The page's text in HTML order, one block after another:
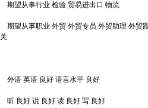
期望从事行业 检验 贸易进出口 物流
期望从事职业 外贸 外贸专员 外贸助理 外贸
关
外语 英语 良好 语言水平 良好
听 良好 说 良好 读 良好 写 良好